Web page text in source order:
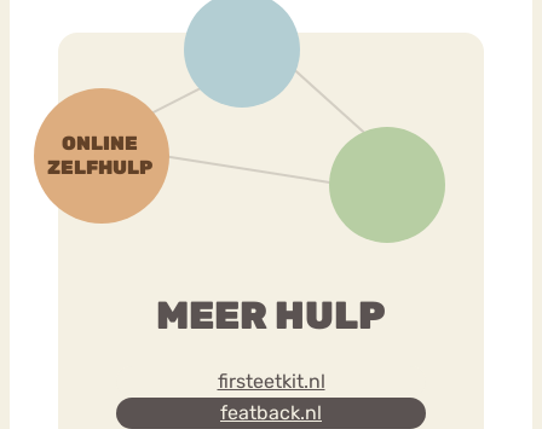
MEER HULP
firsteetkit.nl
featback.nl